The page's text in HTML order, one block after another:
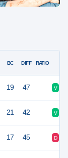
BC DIFF RATIO
19 47 V
21 42 V
17 45 D